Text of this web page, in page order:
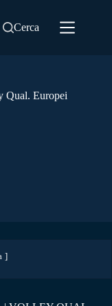
Cerca
Qual. Europei